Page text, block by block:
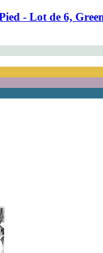
-​ Lot de 6,